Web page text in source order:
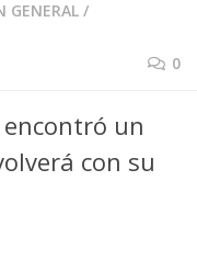
GENERAL /
0
un
con su